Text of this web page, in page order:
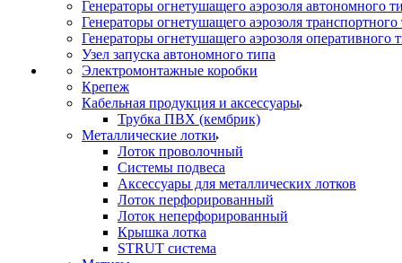
Генераторы огнетушащего аэрозоля автономного
Генераторы огнетушащего аэрозоля транспортного
Генераторы огнетушащего аэрозоля оперативного
Узел запуска автономного типа
Электромонтажные коробки
Крепеж
Кабельная продукция и аксессуары
Трубка ПВХ (кембрик)
Металлические лотки
Лоток проволочный
Системы подвеса
Аксессуары для металлических лотков
Лоток перфорированный
Лоток неперфорированный
Крышка лотка
STRUT система